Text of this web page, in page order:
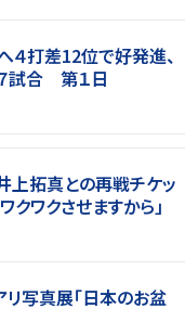
４打差12位で好発進、
試合 第１日
上拓真との再戦チケッ
ワクさせますから」
リ写真展「日本のお盆